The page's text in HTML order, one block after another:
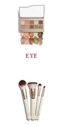
の裏に潜む
り
EYE